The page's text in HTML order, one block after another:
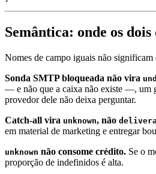
Semântica: onde os
Nomes de campo iguais não
Sonda SMTP bloqueada não vira
— e não que a caixa não existe —, um
provedor dele não deixa perguntar.
Catch-all vira unknown, não
em material de marketing e entregar
unknown não consome crédito. Se o
proporção de indefinidos é alta.